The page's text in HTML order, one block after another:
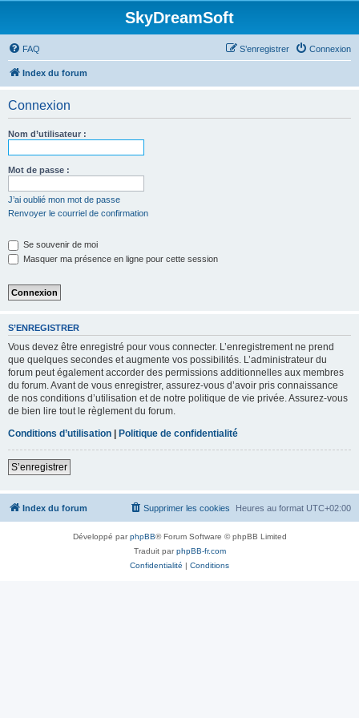
SkyDreamSoft
FAQ Connexion
S’enregistrer
Index du forum
Connexion
Nom d’utilisateur :
Mot de passe :
J’ai oublié mon mot de passe
Renvoyer le courriel de confirmation
Se souvenir de moi
Masquer ma présence en ligne pour cette session
S’ENREGISTRER
Vous devez être enregistré pour vous connecter. L’enregistrement ne prend
que quelques secondes et augmente vos possibilités. L’administrateur du
forum peut également accorder des permissions additionnelles aux membres
du forum. Avant de vous enregistrer, assurez-vous d’avoir pris connaissance
de nos conditions d’utilisation et de notre politique de vie privée. Assurez-vous
de bien lire tout le règlement du forum.
Conditions d’utilisation | Politique de confidentialité
S’enregistrer
Index du forum Heures au format UTC+02:00
Supprimer les cookies
Développé parphpBB® Forum Software © phpBB Limited
Traduit parphpBB-fr.com
Confidentialité | Conditions